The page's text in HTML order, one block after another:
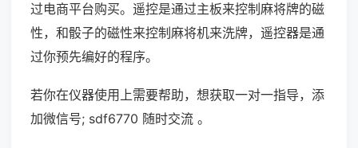
过电商平台购买。遥控是通过主板来控制麻将牌的磁
性，和骰子的磁性来控制麻将机来洗牌，遥控器是通
过你预先编好的程序。
若你在仪器使用上需要帮助，想获取一对一指导，添
加微信号; sdf6770 随时交流 。